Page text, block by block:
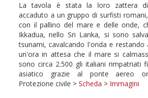
La tavola è stata la loro zattera di
accaduto a un gruppo di surfisti
con il pallino del mare e delle onde,
Ikkadua, nello Sri Lanka, si sono
tsunami, cavalcando l'onda e restando
un'ora in attesa che il mare si
sono circa 2.500 gli italiani rimpatriati
asiatico grazie al ponte aereo
Protezione civile > Scheda > Immagini